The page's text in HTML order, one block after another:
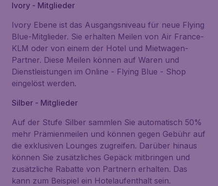
Ivory - Mitglieder
Ivory Ebene ist das Ausgangsniveau für neue Flying
Blue-Mitglieder. Sie erhalten Meilen von Air France-
KLM oder von einem der Hotel und Mietwagen-
Partner. Diese Meilen können auf Waren und
Dienstleistungen im Online - Flying Blue - Shop
eingelöst werden.
Silber - Mitglieder
Auf der Stufe Silber sammlen Sie automatisch 50%
mehr Prämienmeilen und können gegen Gebühr auf
die exklusiven Lounges zugreifen. Darüber hinaus
können Sie zusätzliches Gepäck mitbringen und
zusätzliche Rabatte von Partnern erhalten. Das
kann zum Beispiel ein Hotelaufenthalt sein.